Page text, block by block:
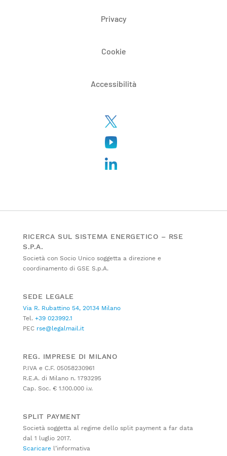
Privacy
Cookie
Accessibilità
RICERCA SUL SISTEMA ENERGETICO – RSE
S.P.A.
Società con Socio Unico soggetta a direzione e
coordinamento di GSE S.p.A.
SEDE LEGALE
Via R. Rubattino 54, 20134 Milano
Tel. +39 023992.1
PEC rse@legalmail.it
REG. IMPRESE DI MILANO
P.IVA e C.F. 05058230961
R.E.A. di Milano n. 1793295
Cap. Soc. € 1.100.000 i.v.
SPLIT PAYMENT
Società soggetta al regime dello split payment a far data
dal 1 luglio 2017.
Scaricare l’informativa